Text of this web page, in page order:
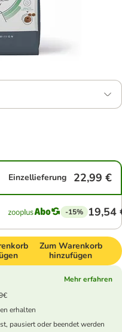
Einzellieferung 22,99 €
-15% 19,54
Zum Warenkorb
hinzufügen
Mehr erfahren
erhalten
pausiert oder beendet werden